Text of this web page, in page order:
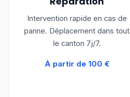
Intervention rapide en cas de
panne. Déplacement dans tout
le canton 7j/7.
À partir de 100 €